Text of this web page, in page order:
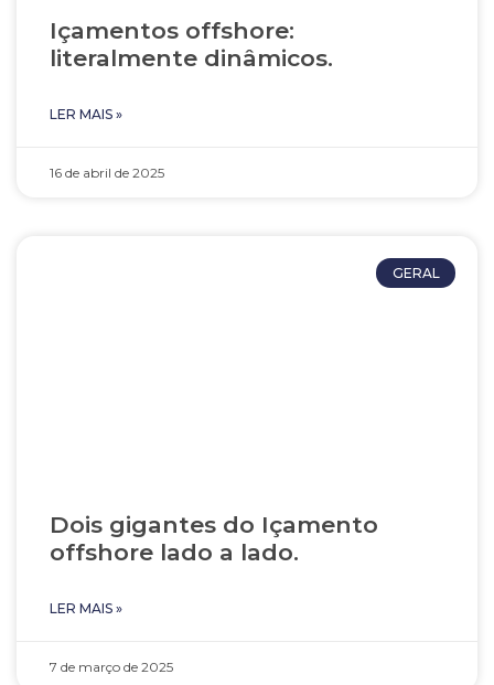
Içamentos offshore:
literalmente dinâmicos.
LER MAIS »
16 de abril de 2025
GERAL
Dois gigantes do Içamento
offshore lado a lado.
LER MAIS »
7 de março de 2025